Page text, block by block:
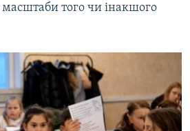
того чи інакшого